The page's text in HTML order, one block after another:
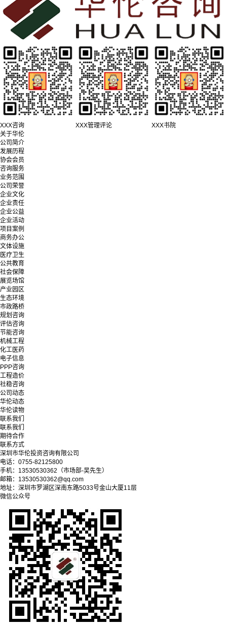
XXX咨询 XXX管理评论
XXX书院
关于华伦
公司简介
发展历程
协会会员
咨询服务
业务范围
公司荣誉
企业文化
企业责任
企业公益
企业活动
项目案例
商务办公
文体设施
医疗卫生
公共教育
社会保障
展览场馆
产业园区
生态环境
市政路桥
规划咨询
评估咨询
节能咨询
机械工程
化工医药
电子信息
PPP咨询
工程造价
社稳咨询
公司动态
华伦动态
华伦读物
联系我们
联系我们
期待合作
联系方式
深圳市华伦投资咨询有限公司
电话：0755-82125800
手机：13530530362（市场部-吴先生）
邮箱：13530530362@qq.com
地址：深圳市罗湖区深南东路5033号金山大厦11层
微信公众号